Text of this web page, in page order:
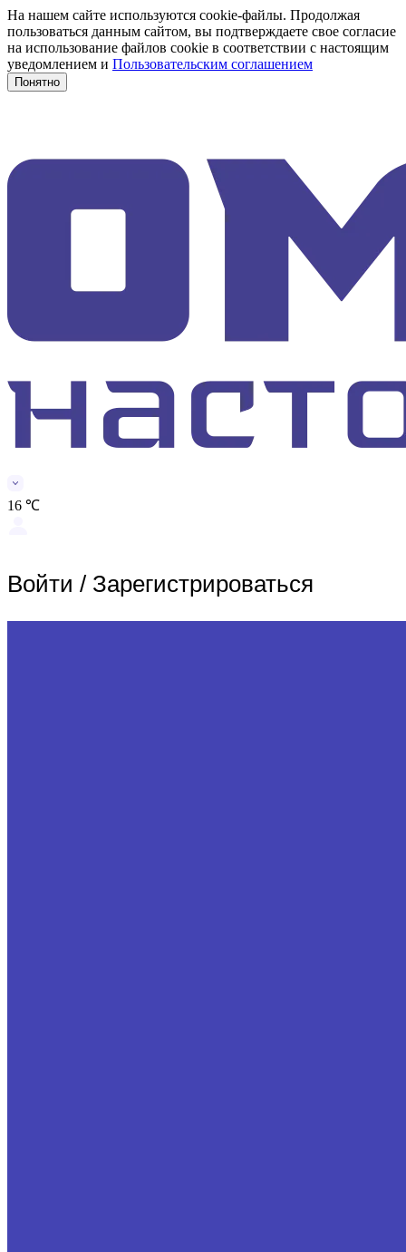
На нашем сайте используются cookie-файлы. Продолжая
пользоваться данным сайтом, вы подтверждаете свое согласие
на использование файлов cookie в соответствии с настоящим
уведомлением и Пользовательским соглашением
Понятно
16 ℃
Войти / Зарегистрироваться